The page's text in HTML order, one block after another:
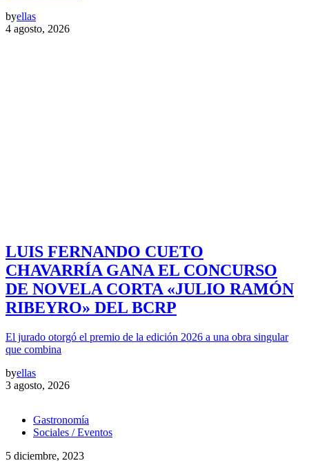
byellas
4 agosto, 2026
LUIS FERNANDO CUETO
CHAVARRÍA GANA EL CONCURSO
DE NOVELA CORTA «JULIO RAMÓN
RIBEYRO» DEL BCRP
El jurado otorgó el premio de la edición 2026 a una obra singular
que combina
byellas
3 agosto, 2026
Gastronomía
Sociales / Eventos
5 diciembre, 2023